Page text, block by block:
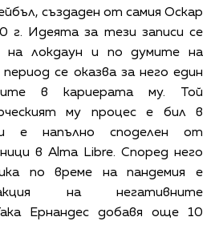
създаден от самия Оскар
г. Идеята за тези записи се
на локдаун и по думите на
се оказва за него един
в кариерата му. Той
му процес е бил в
е напълно споделен от
в Alma Libre. Според него
по време на пандемия е
на негативните
Ернандес добавя още 10